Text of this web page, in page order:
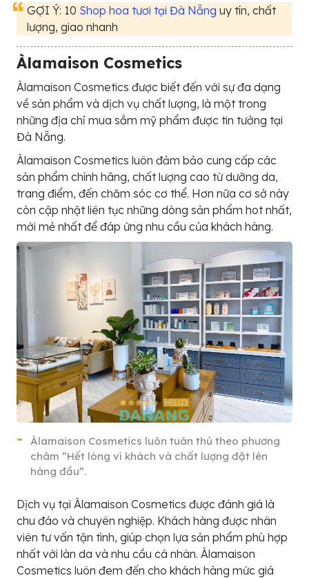
GỢI Ý: 10 Shop hoa tươi tại Đà Nẵng uy tín, chất
lượng, giao nhanh
Àlamaison Cosmetics
Àlamaison Cosmetics được biết đến với sự đa dạng
về sản phẩm và dịch vụ chất lượng, là một trong
những địa chỉ mua sắm mỹ phẩm được tin tưởng tại
Đà Nẵng.
Àlamaison Cosmetics luôn đảm bảo cung cấp các
sản phẩm chính hãng, chất lượng cao từ dưỡng da,
trang điểm, đến chăm sóc cơ thể. Hơn nữa cơ sở này
còn cập nhật liên tục những dòng sản phẩm hot nhất,
mới mẻ nhất để đáp ứng nhu cầu của khách hàng.
Àlamaison Cosmetics luôn tuân thủ theo phương
châm ”Hết lòng vì khách và chất lượng đặt lên
hàng đầu”.
Dịch vụ tại Àlamaison Cosmetics được đánh giá là
chu đáo và chuyên nghiệp. Khách hàng được nhân
viên tư vấn tận tình, giúp chọn lựa sản phẩm phù hợp
nhất với làn da và nhu cầu cá nhân. Àlamaison
Cosmetics luôn đem đến cho khách hàng mức giá